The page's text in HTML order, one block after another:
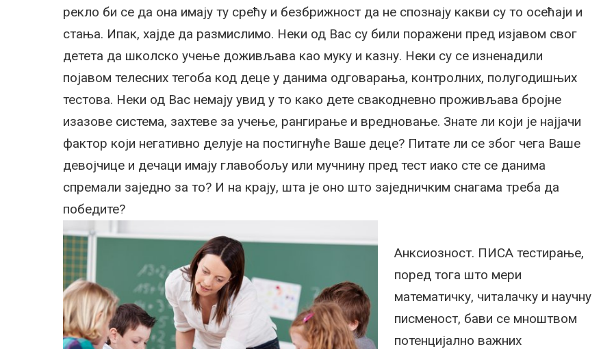
рекло би се да она имају ту срећу и безбрижност да не спознају какви су то осећаји и
стања. Ипак, хајде да размислимо. Неки од Вас су били поражени пред изјавом свог
детета да школско учење доживљава као муку и казну. Неки су се изненадили
појавом телесних тегоба код деце у данима одговарања, контролних, полугодишњих
тестова. Неки од Вас немају увид у то како дете свакодневно проживљава бројне
изазове система, захтеве за учење, рангирање и вредновање. Знате ли који је најјачи
фактор који негативно делује на постигнуће Ваше деце? Питате ли се због чега Ваше
девојчице и дечаци имају главобољу или мучнину пред тест иако сте се данима
спремали заједно за то? И на крају, шта је оно што заједничким снагама треба да
победите?
Анксиозност. ПИСА тестирање,
поред тога што мери
математичку, читалачку и научну
писменост, бави се мноштвом
потенцијално важних